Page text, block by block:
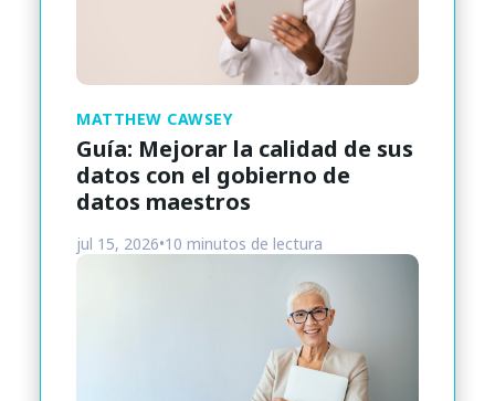
MATTHEW CAWSEY
Guía: Mejorar la calidad de sus
datos con el gobierno de
datos maestros
jul 15, 2026•10 minutos de lectura